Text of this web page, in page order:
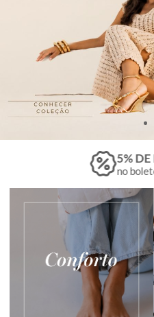
5%
no